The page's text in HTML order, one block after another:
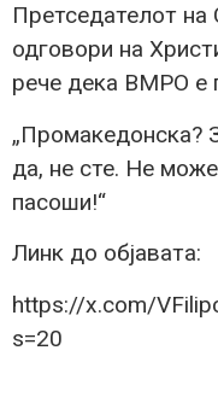
Претседателот
одговори на
рече дека ВМРО е
„Промакедонска?
да, не сте. Не
пасоши!“
Линк до објавата:
https://x.com/
s=20